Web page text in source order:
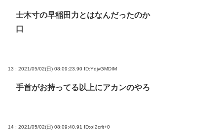
士木寸の早稲田力とはなんだったのか
口
13 : 2021/05/02(日) 08:09:23.90 ID:YdjvGMDIM
手首がお持ってる以上にアカンのやろ
14 : 2021/05/02(日) 08:09:40.91 ID:oI2crlt+0